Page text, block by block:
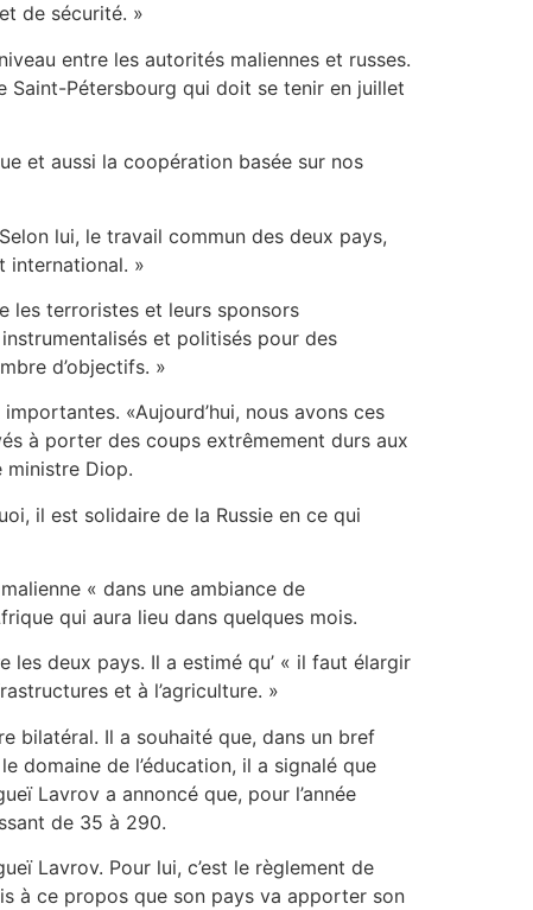
de sécurité. »
entre les autorités maliennes et russes.
Saint-Pétersbourg qui doit se tenir en juillet
et aussi la coopération basée sur nos
lui, le travail commun des deux pays,
international. »
les terroristes et leurs sponsors
et politisés pour des
d’objectifs. »
«Aujourd’hui, nous avons ces
à porter des coups extrêmement durs aux
ministre Diop.
il est solidaire de la Russie en ce qui
« dans une ambiance de
qui aura lieu dans quelques mois.
les deux pays. Il a estimé qu’ « il faut élargir
et à l’agriculture. »
bilatéral. Il a souhaité que, dans un bref
domaine de l’éducation, il a signalé que
Lavrov a annoncé que, pour l’année
de 35 à 290.
Lavrov. Pour lui, c’est le règlement de
à ce propos que son pays va apporter son